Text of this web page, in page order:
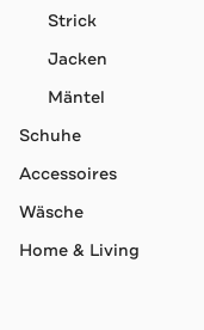
Strick
Jacken
Mäntel
Schuhe
Accessoires
Wäsche
Home & Living